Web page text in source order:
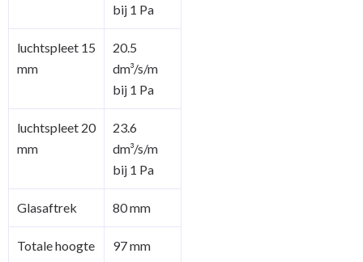
bij 1 Pa
luchtspleet 15
mm
20.5
dm³/s/m
bij 1 Pa
luchtspleet 20
mm
23.6
dm³/s/m
bij 1 Pa
Glasaftrek 80 mm
Totale hoogte 97 mm